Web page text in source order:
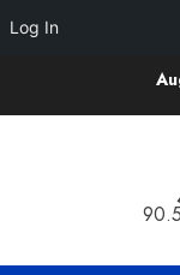
Log In